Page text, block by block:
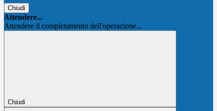
Chiudi
Attendere...
Attendere il completamento dell'operazione...
Chiudi